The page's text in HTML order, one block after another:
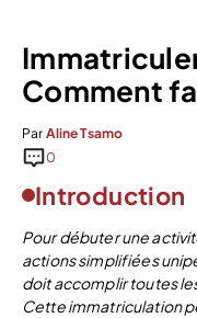
Comment
Par Aline Tsamo
0
Introduction
Pour débuter une
actions simplifiées
doit accomplir toutes
Cette immatriculation